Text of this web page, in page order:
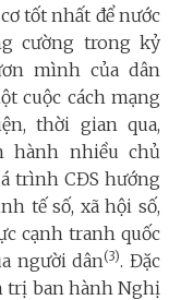
tốt nhất để nước
cường trong kỷ
mình của dân
cuộc cách mạng
thời gian qua,
hành nhiều chủ
trình CĐS hướng
tế số, xã hội số,
cạnh tranh quốc
người dân(3). Đặc
trị ban hành Nghị